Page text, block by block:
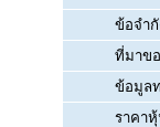
ข้อจำ
ที่มาข
ข้อมูล
ราคา